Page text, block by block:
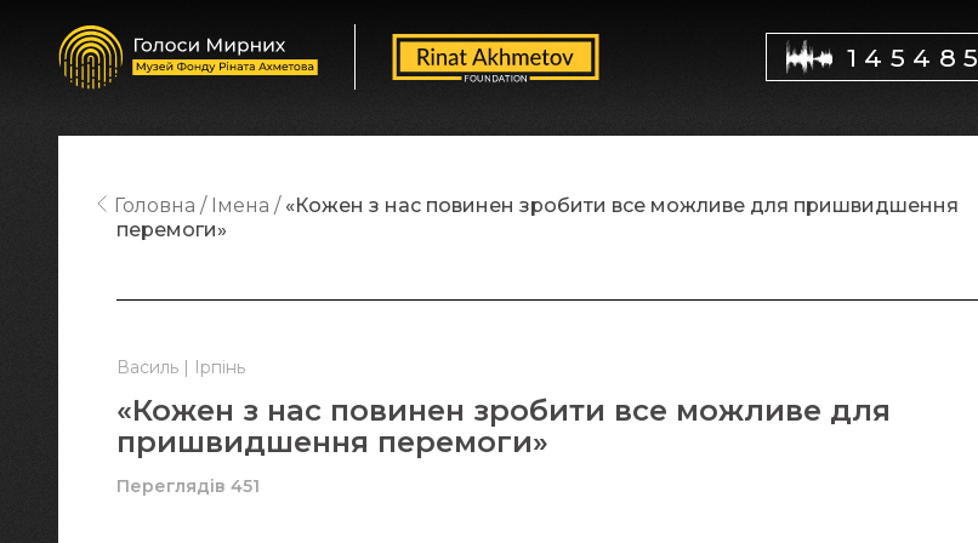
145485
Василь | Ірпінь
«Кожен з нас повинен зробити все можливе для
пришвидшення перемоги»
Переглядів 451
Головна Імена
«Кожен з нас повинен зробити все можливе для пришвидшення
перемоги»